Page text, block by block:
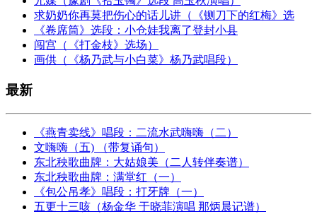
求奶奶你再莫把伤心的话儿讲（《铡刀下的红梅》选
《卷席筒》选段：小仓娃我离了登封小县
闯宫（《打金枝》选场）
画供（《杨乃武与小白菜》杨乃武唱段）
最新
《燕青卖线》唱段：二流水武嗨嗨（二）
文嗨嗨（五) （带复诵句）
东北秧歌曲牌：大姑娘美（二人转伴奏谱）
东北秧歌曲牌：满堂红（一）
《包公吊孝》唱段：打牙牌（一）
五更十三咳（杨金华 于晓菲演唱 那炳晨记谱）